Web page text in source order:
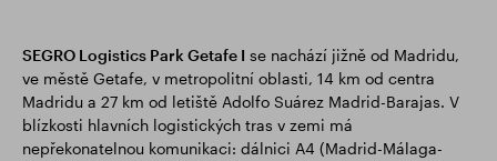
SEGRO Logistics Park Getafe I se nachází jižně od Madridu,
ve městě Getafe, v metropolitní oblasti, 14 km od centra
Madridu a 27 km od letiště Adolfo Suárez Madrid-Barajas. V
blízkosti hlavních logistických tras v zemi má
nepřekonatelnou komunikaci: dálnici A4 (Madrid-Málaga-